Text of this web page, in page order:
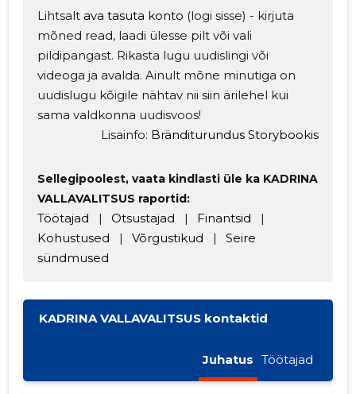
Lihtsalt ava tasuta konto (logi sisse) - kirjuta
mõned read, laadi ülesse pilt või vali
pildipangast. Rikasta lugu uudislingi või
videoga ja avalda. Ainult mõne minutiga on
uudislugu kõigile nähtav nii siin ärilehel kui
sama valdkonna uudisvoos!
Lisainfo: Bränditurundus Storybookis
Sellegipoolest, vaata kindlasti üle ka KADRINA
VALLAVALITSUS raportid:
Töötajad | Otsustajad | Finantsid
|
Kohustused
| Võrgustikud |
Seire
sündmused
KADRINA VALLAVALITSUS kontaktid
Juhatus Töötajad